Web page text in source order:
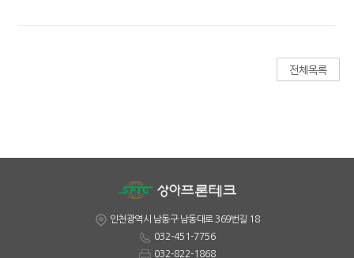
인천광역시 남동구 남동대로 369번길 18
032-451-7756
032-822-1868